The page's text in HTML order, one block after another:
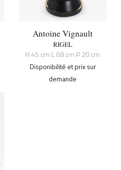
Antoine Vignault
RIGEL
H 45 cm L 68 cm P 20 cm
Disponibilité et prix sur
demande